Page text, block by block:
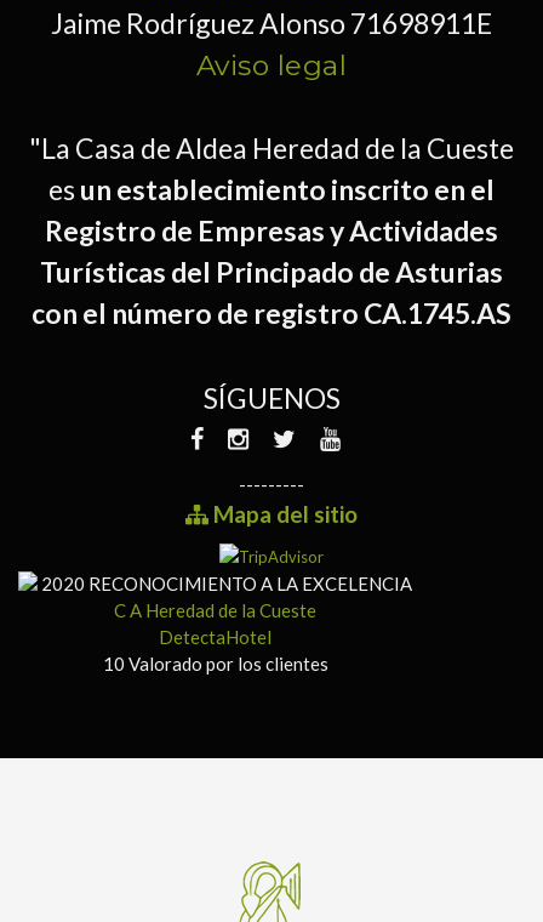
Jaime Rodríguez Alonso 71698911E
Aviso legal
"La Casa de Aldea Heredad de la Cueste
es un establecimiento inscrito en el
Registro de Empresas y Actividades
Turísticas del Principado de Asturias
con el número de registro CA.1745.AS
SÍGUENOS
---------
Mapa del sitio
2020 RECONOCIMIENTO A LA EXCELENCIA
C A Heredad de la Cueste
DetectaHotel
10 Valorado por los clientes